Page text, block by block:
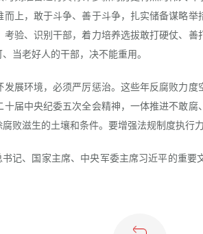
上，敢于斗争、善于斗争，扎实储备谋略
验、识别干部，着力培养选拔敢打硬仗、
当老好人的干部，决不能重用。
环境，必须严厉惩治。这些年反腐败力度
届中央纪委五次全会精神，一体推进不敢
败滋生的土壤和条件。要增强法规制度执行
、国家主席、中央军委主席习近平的重要